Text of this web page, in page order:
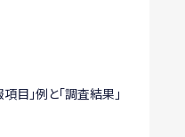
目」例と「調査結果」